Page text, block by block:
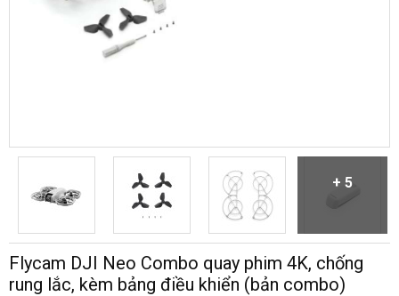
+ 5
Flycam DJI Neo Combo quay phim 4K, chống
rung lắc, kèm bảng điều khiển (bản combo)